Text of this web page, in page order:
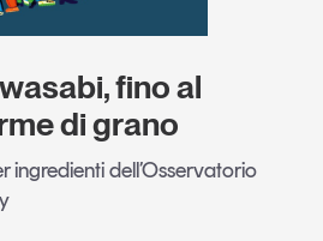
fino al
di grano
ingredienti dell’Osservatorio